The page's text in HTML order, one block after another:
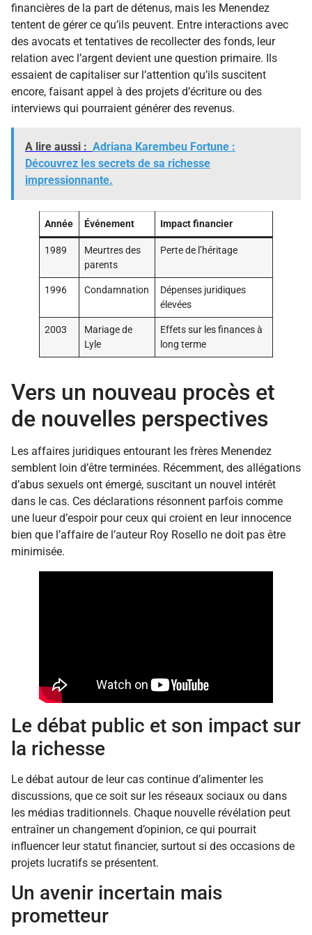
financières de la part de détenus, mais les Menendez
tentent de gérer ce qu’ils peuvent. Entre interactions avec
des avocats et tentatives de recollecter des fonds, leur
relation avec l’argent devient une question primaire. Ils
essaient de capitaliser sur l’attention qu’ils suscitent
encore, faisant appel à des projets d’écriture ou des
interviews qui pourraient générer des revenus.
A lire aussi : Adriana Karembeu Fortune :
Découvrez les secrets de sa richesse
impressionnante.
Année Événement Impact financier
1989
Meurtres des
parents
Perte de l’héritage
1996 Condamnation
Dépenses juridiques
élevées
2003
Mariage de
Lyle
Effets sur les finances à
long terme
Vers un nouveau procès et
de nouvelles perspectives
Les affaires juridiques entourant les frères Menendez
semblent loin d’être terminées. Récemment, des allégations
d’abus sexuels ont émergé, suscitant un nouvel intérêt
dans le cas. Ces déclarations résonnent parfois comme
une lueur d’espoir pour ceux qui croient en leur innocence
bien que l’affaire de l’auteur Roy Rosello ne doit pas être
minimisée.
Le débat public et son impact sur
la richesse
Le débat autour de leur cas continue d’alimenter les
discussions, que ce soit sur les réseaux sociaux ou dans
les médias traditionnels. Chaque nouvelle révélation peut
entraîner un changement d’opinion, ce qui pourrait
influencer leur statut financier, surtout si des occasions de
projets lucratifs se présentent.
Un avenir incertain mais
prometteur